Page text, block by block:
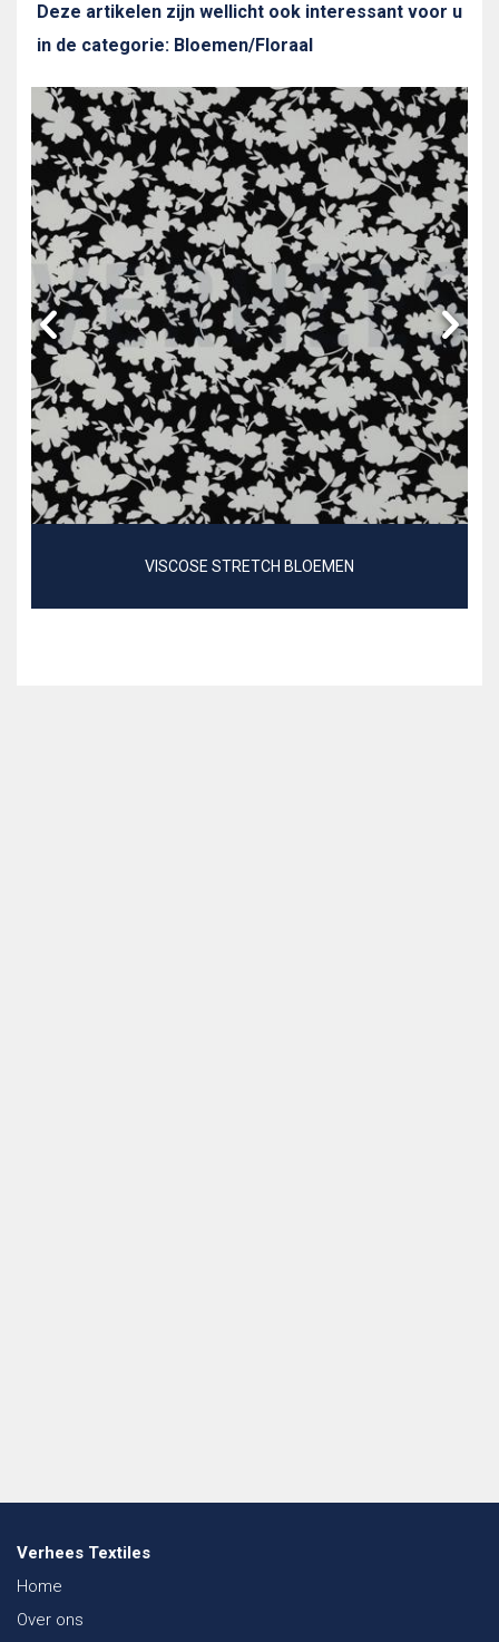
Deze artikelen zijn wellicht ook interessant voor u
in de categorie: Bloemen/Floraal
VISCOSE STRETCH BLOEMEN
Verhees Textiles
Home
Over ons